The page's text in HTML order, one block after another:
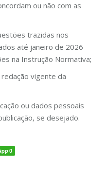
ou não com as
trazidas nos
até janeiro de 2026
na Instrução Normativa;
vigente da
ou dados pessoais
se desejado.
0